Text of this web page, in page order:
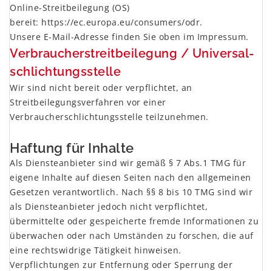
Online-Streitbeilegung (OS)
bereit: https://ec.europa.eu/consumers/odr.
Unsere E-Mail-Adresse finden Sie oben im Impressum.
Verbraucher­streit­beilegung / Universal­
schlichtungs­stelle
Wir sind nicht bereit oder verpflichtet, an
Streitbeilegungsverfahren vor einer
Verbraucherschlichtungsstelle teilzunehmen.
Haftung für Inhalte
Als Diensteanbieter sind wir gemäß § 7 Abs.1 TMG für
eigene Inhalte auf diesen Seiten nach den allgemeinen
Gesetzen verantwortlich. Nach §§ 8 bis 10 TMG sind wir
als Diensteanbieter jedoch nicht verpflichtet,
übermittelte oder gespeicherte fremde Informationen zu
überwachen oder nach Umständen zu forschen, die auf
eine rechtswidrige Tätigkeit hinweisen.
Verpflichtungen zur Entfernung oder Sperrung der